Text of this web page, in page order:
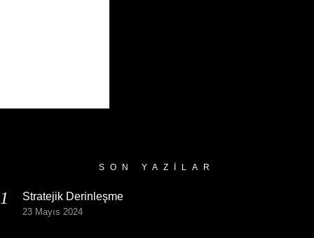
SON YAZILAR
Stratejik Derinleşme
23 Mayıs 2024